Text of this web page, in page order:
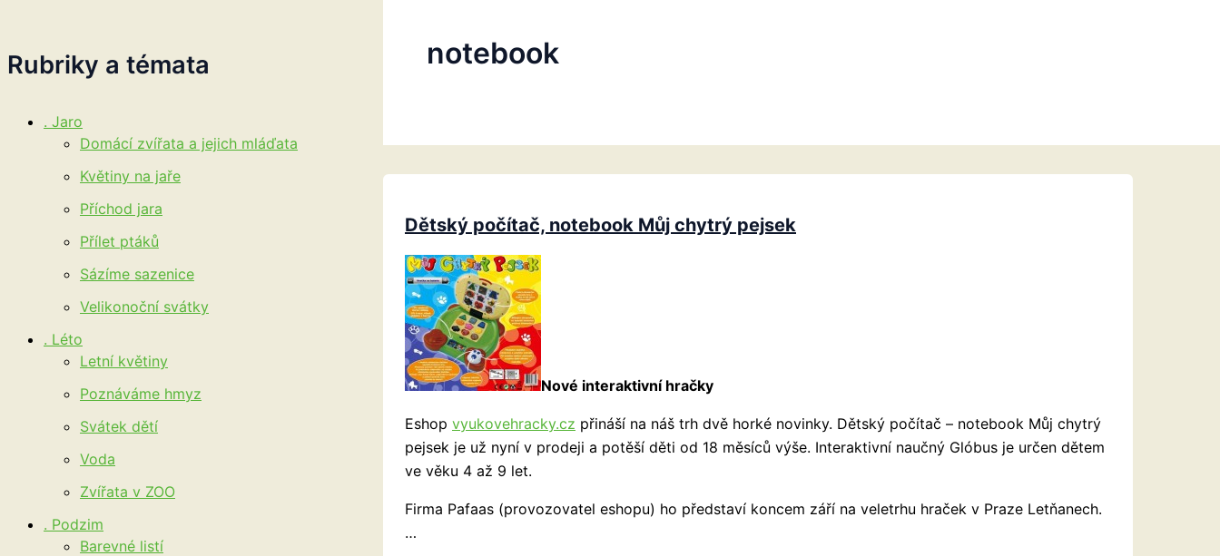
Rubriky a témata
. Jaro
Domácí zvířata a jejich mláďata
Květiny na jaře
Příchod jara
Přílet ptáků
Sázíme sazenice
Velikonoční svátky
. Léto
Letní květiny
Poznáváme hmyz
Svátek dětí
Voda
Zvířata v ZOO
. Podzim
Barevné listí
notebook
Dětský počítač, notebook Můj chytrý pejsek
Nové interaktivní hračky
Eshop vyukovehracky.cz přináší na náš trh dvě horké novinky. Dětský počítač – notebook Můj chytrý
pejsek je už nyní v prodeji a potěší děti od 18 měsíců výše. Interaktivní naučný Glóbus je určen dětem
ve věku 4 až 9 let.
Firma Pafaas (provozovatel eshopu) ho představí koncem září na veletrhu hraček v Praze Letňanech.
…